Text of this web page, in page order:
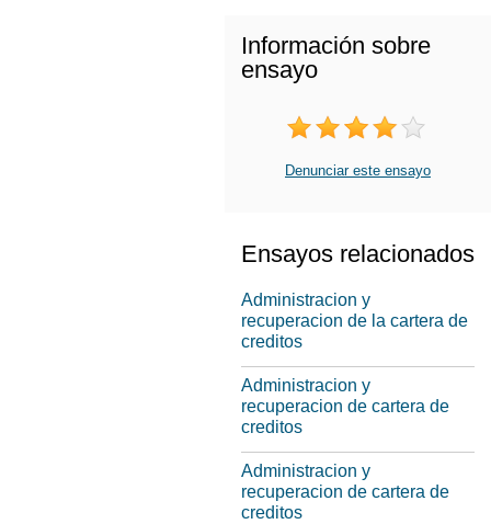
Información sobre
ensayo
Denunciar este ensayo
Ensayos relacionados
Administracion y
recuperacion de la cartera de
creditos
Administracion y
recuperacion de cartera de
creditos
Administracion y
recuperacion de cartera de
creditos